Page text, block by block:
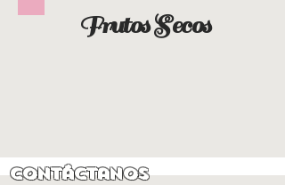
Frutos Secos
Contáctanos